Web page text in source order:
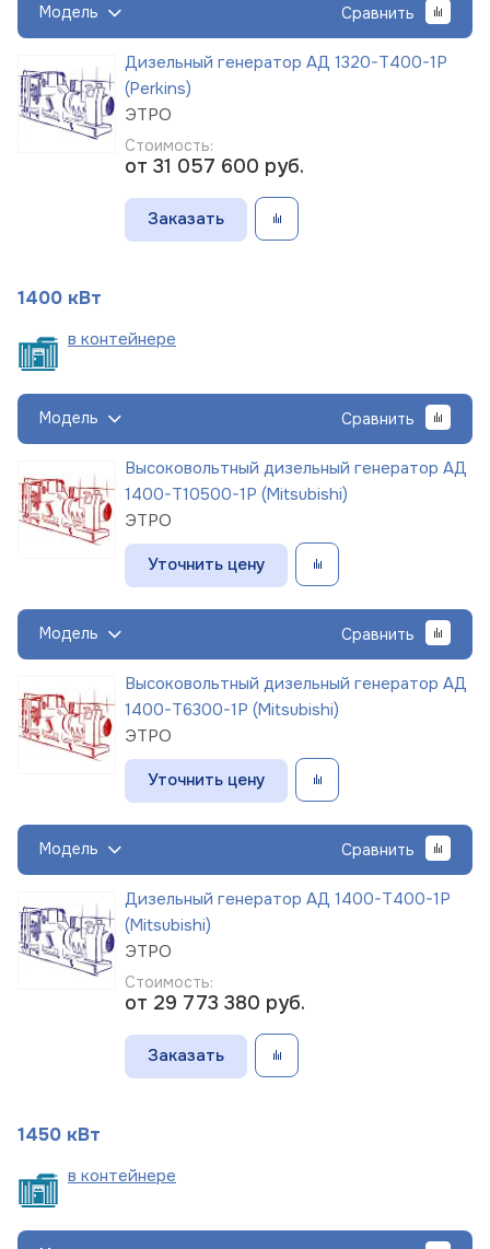
Модель Сравнить
Дизельный генератор АД 1320-Т400-1Р
(Perkins)
ЭТРО
Стоимость:
от 31 057 600 руб.
Заказать
1400 кВт
в контейнере
Модель Сравнить
Высоковольтный дизельный генератор АД
1400-Т10500-1Р (Mitsubishi)
ЭТРО
Уточнить цену
Модель Сравнить
Высоковольтный дизельный генератор АД
1400-Т6300-1Р (Mitsubishi)
ЭТРО
Уточнить цену
Модель Сравнить
Дизельный генератор АД 1400-Т400-1Р
(Mitsubishi)
ЭТРО
Стоимость:
от 29 773 380 руб.
Заказать
1450 кВт
в контейнере